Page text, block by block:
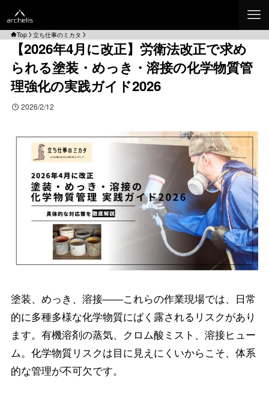
Top 立ち仕事のミカタ
【2026年4月に改正】労衛法改正で求め
られる塗装・めっき・溶接の化学物質管
理強化の実践ガイド2026
2026/2/12
塗装、めっき、溶接――これらの作業現場では、日常
的に多種多様な化学物質にばく露されるリスクがあり
ます。有機溶剤の蒸気、クロム酸ミスト、溶接ヒュー
ム。化学物質リスクは目に見えにくいからこそ、体系
的な管理が不可欠です。